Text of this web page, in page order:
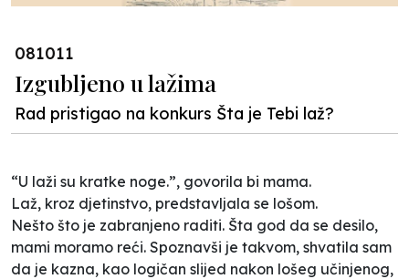
081011
Izgubljeno u lažima
Rad pristigao na konkurs Šta je Tebi laž?
“U laži su kratke noge.”, govorila bi mama.
Laž, kroz djetinstvo, predstavljala se lošom.
Nešto što je zabranjeno raditi. Šta god da se desilo,
mami moramo reći. Spoznavši je takvom, shvatila sam
da je kazna, kao logičan slijed nakon lošeg učinjenog,